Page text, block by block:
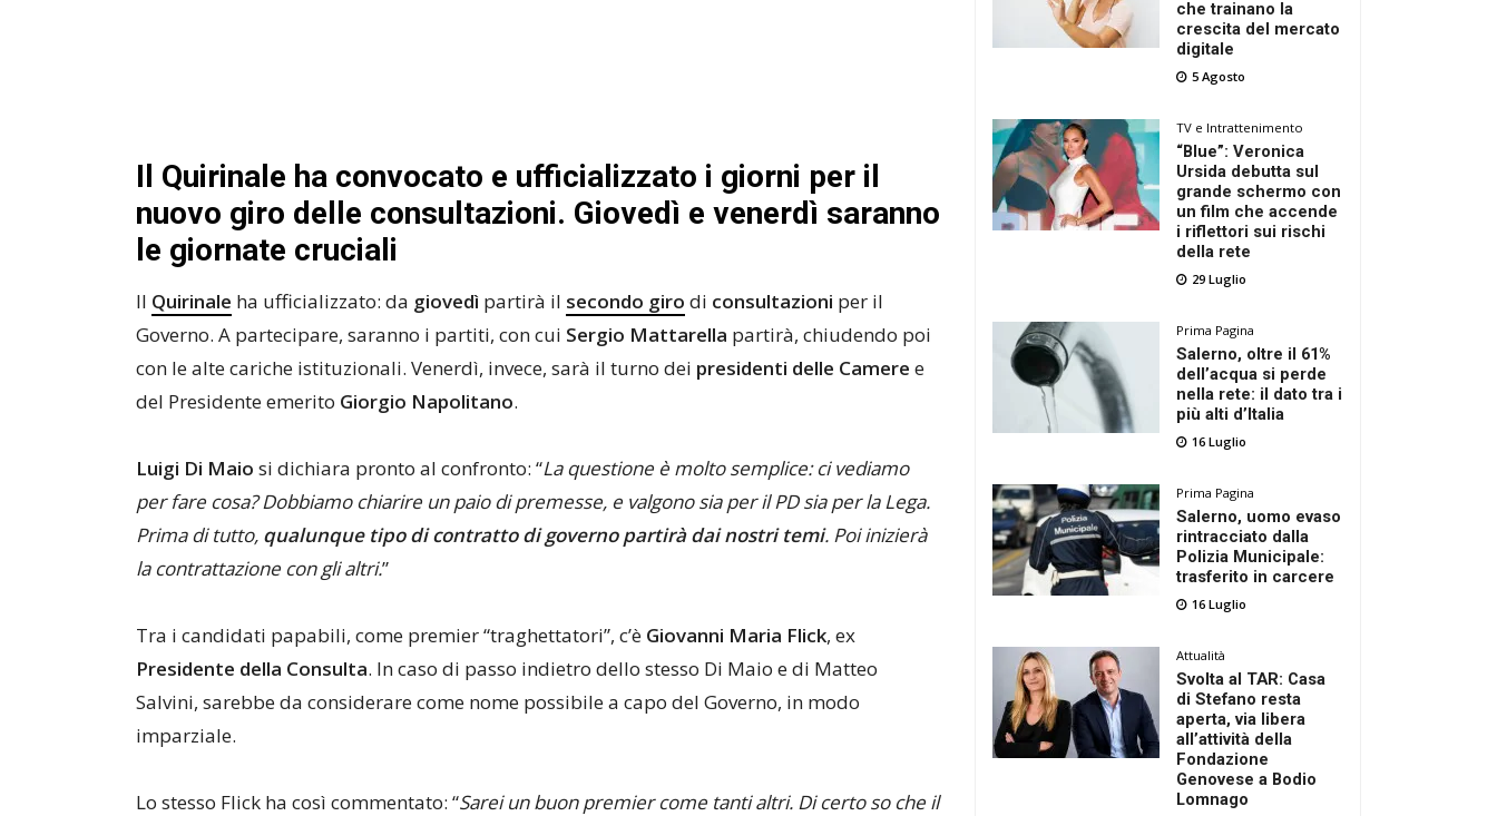
Il Quirinale ha convocato e ufficializzato i giorni per il
nuovo giro delle consultazioni. Giovedì e venerdì saranno
le giornate cruciali
Il Quirinale ha ufficializzato: da giovedì partirà il secondo giro di consultazioni per il
Governo. A partecipare, saranno i partiti, con cui Sergio Mattarella partirà, chiudendo poi
con le alte cariche istituzionali. Venerdì, invece, sarà il turno dei presidenti delle Camere e
del Presidente emerito Giorgio Napolitano.
Luigi Di Maio si dichiara pronto al confronto: “La questione è molto semplice: ci vediamo
per fare cosa? Dobbiamo chiarire un paio di premesse, e valgono sia per il PD sia per la Lega.
Prima di tutto, qualunque tipo di contratto di governo partirà dai nostri temi. Poi inizierà
la contrattazione con gli altri.”
Tra i candidati papabili, come premier “traghettatori”, c’è Giovanni Maria Flick, ex
Presidente della Consulta. In caso di passo indietro dello stesso Di Maio e di Matteo
Salvini, sarebbe da considerare come nome possibile a capo del Governo, in modo
imparziale.
Lo stesso Flick ha così commentato: “Sarei un buon premier come tanti altri. Di certo so che il
che trainano la
crescita del mercato
digitale
5 Agosto
TV e Intrattenimento
“Blue”: Veronica
Ursida debutta sul
grande schermo con
un film che accende
i riflettori sui rischi
della rete
29 Luglio
Prima Pagina
Salerno, oltre il 61%
dell’acqua si perde
nella rete: il dato tra i
più alti d’Italia
16 Luglio
Prima Pagina
Salerno, uomo evaso
rintracciato dalla
Polizia Municipale:
trasferito in carcere
16 Luglio
Attualità
Svolta al TAR: Casa
di Stefano resta
aperta, via libera
all’attività della
Fondazione
Genovese a Bodio
Lomnago